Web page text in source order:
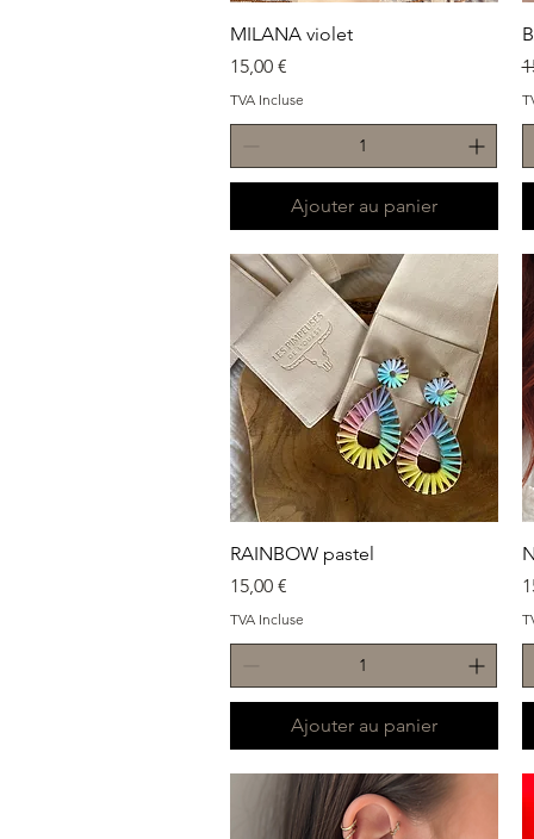
Aperçu rapide
MILANA violet
Prix
15,00 €
TVA Incluse
Ajouter au panier
Aperçu rapide
RAINBOW pastel
Prix
15,00 €
TVA Incluse
Ajouter au panier